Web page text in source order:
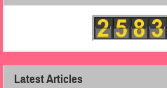
Latest Articles